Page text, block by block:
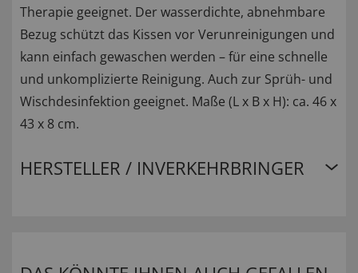
Therapie geeignet. Der wasserdichte, abnehmbare
Bezug schützt das Kissen vor Verunreinigungen und
kann einfach gewaschen werden – für eine schnelle
und unkomplizierte Reinigung. Auch zur Sprüh- und
Wischdesinfektion geeignet. Maße (L x B x H): ca. 46 x
43 x 8 cm.
HERSTELLER / INVERKEHRBRINGER